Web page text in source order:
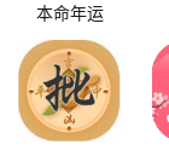
本命年运